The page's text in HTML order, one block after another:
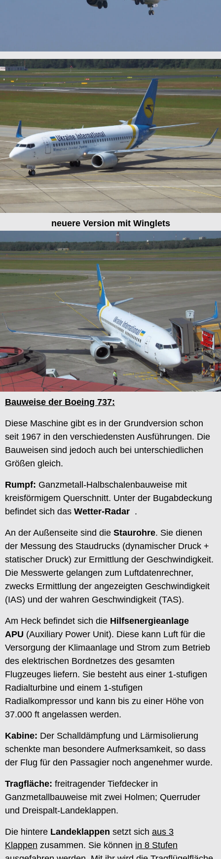
neuere Version mit Winglets
Bauweise der Boeing 737:
Diese Maschine gibt es in der Grundversion schon
seit 1967 in den verschiedensten Ausführungen. Die
Bauweisen sind jedoch auch bei unterschiedlichen
Größen gleich.
Rumpf: Ganzmetall-Halbschalenbauweise mit
kreisförmigem Querschnitt. Unter der Bugabdeckung
befindet sich das Wetter-Radar .
An der Außenseite sind die Staurohre. Sie dienen
der Messung des Staudrucks (dynamischer Druck +
statischer Druck) zur Ermittlung der Geschwindigkeit.
Die Messwerte gelangen zum Luftdatenrechner,
zwecks Ermittlung der angezeigten Geschwindigkeit
(IAS) und der wahren Geschwindigkeit (TAS).
Am Heck befindet sich die Hilfsenergieanlage
APU (Auxiliary Power Unit). Diese kann Luft für die
Versorgung der Klimaanlage und Strom zum Betrieb
des elektrischen Bordnetzes des gesamten
Flugzeuges liefern. Sie besteht aus einer 1-stufigen
Radialturbine und einem 1-stufigen
Radialkompressor und kann bis zu einer Höhe von
37.000 ft angelassen werden.
Kabine: Der Schalldämpfung und Lärmisolierung
schenkte man besondere Aufmerksamkeit, so dass
der Flug für den Passagier noch angenehmer wurde.
Tragfläche: freitragender Tiefdecker in
Ganzmetallbauweise mit zwei Holmen; Querruder
und Dreispalt-Landeklappen.
Die hintere Landeklappen setzt sich aus 3
Klappen zusammen. Sie können in 8 Stufen